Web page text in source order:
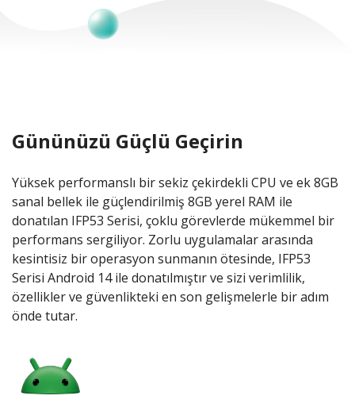
Gününüzü Güçlü Geçirin
Yüksek performanslı bir sekiz çekirdekli CPU ve ek 8GB
sanal bellek ile güçlendirilmiş 8GB yerel RAM ile
donatılan IFP53 Serisi, çoklu görevlerde mükemmel bir
performans sergiliyor. Zorlu uygulamalar arasında
kesintisiz bir operasyon sunmanın ötesinde, IFP53
Serisi Android 14 ile donatılmıştır ve sizi verimlilik,
özellikler ve güvenlikteki en son gelişmelerle bir adım
önde tutar.